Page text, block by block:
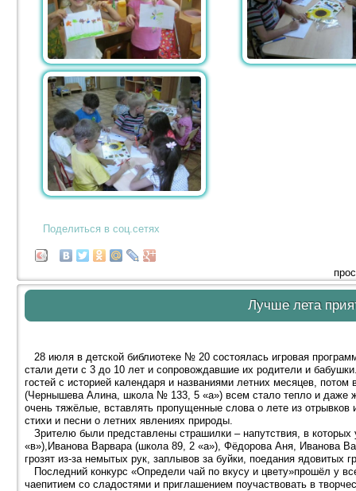
Поделиться в соц.сетях
Лучше лета
28 июля в детской библиотеке № 20 состоялась игровая
стали дети с 3 до 10 лет и сопровождавшие их родители и
гостей с историей календаря и названиями летних месяцев,
(Чернышева Алина, школа № 133, 5 «а») всем стало тепло и даже
очень тяжёлые, вставлять пропущенные слова о лете из отрывков
стихи и песни о летних явлениях природы.
Зрителю были представлены страшилки – напутствия, в
«в»),Иванова Варвара (школа 89, 2 «а»), Фёдорова Аня, Иванова
грозят из-за немытых рук, заплывов за буйки, поедания ядовитых
Последний конкурс «Определи чай по вкусу и цвету»прошёл у
чаепитием со сладостями и приглашением поучаствовать в